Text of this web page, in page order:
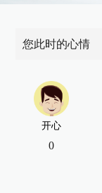
您此时的心情
开心
0